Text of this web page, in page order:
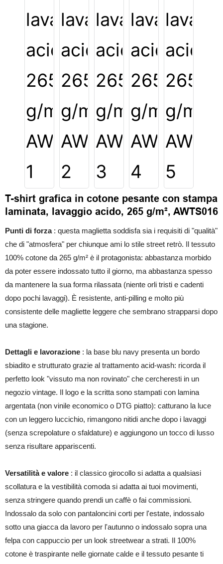
T-shirt grafica in cotone pesante con stampa
laminata, lavaggio acido, 265 g/m², AWTS016
Punti di forza: questa maglietta soddisfa sia i requisiti di "qualità"
che di "atmosfera" per chiunque ami lo stile street retrò. Il tessuto
100% cotone da 265 g/m² è il protagonista: abbastanza morbido
da poter essere indossato tutto il giorno, ma abbastanza spesso
da mantenere la sua forma rilassata (niente orli tristi e cadenti
dopo pochi lavaggi). È resistente, anti-pilling e molto più
consistente delle magliette leggere che sembrano strapparsi dopo
una stagione.
Dettagli e lavorazione : la base blu navy presenta un bordo
sbiadito e strutturato grazie al trattamento acid-wash: ricorda il
perfetto look "vissuto ma non rovinato" che cercheresti in un
negozio vintage. Il logo e la scritta sono stampati con lamina
argentata (non vinile economico o DTG piatto): catturano la luce
con un leggero luccichio, rimangono nitidi anche dopo i lavaggi
(senza screpolature o sfaldature) e aggiungono un tocco di lusso
senza risultare appariscenti.
Versatilità e valore : il classico girocollo si adatta a qualsiasi
scollatura e la vestibilità comoda si adatta ai tuoi movimenti,
senza stringere quando prendi un caffè o fai commissioni.
Indossalo da solo con pantaloncini corti per l'estate, indossalo
sotto una giacca da lavoro per l'autunno o indossalo sopra una
felpa con cappuccio per un look streetwear a strati. Il 100%
cotone è traspirante nelle giornate calde e il tessuto pesante ti